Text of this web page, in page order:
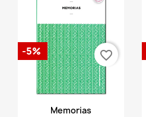
Vista rápida
Memorias
-5% favorite_border